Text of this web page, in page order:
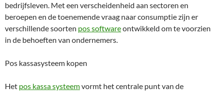
bedrijfsleven. Met een verscheidenheid aan sectoren en
beroepen en de toenemende vraag naar consumptie zijn er
verschillende soorten pos softwareontwikkeld om te voorzien
in de behoeften van ondernemers.
Pos kassasysteem kopen
Het pos kassa systeemvormt het centrale punt van de